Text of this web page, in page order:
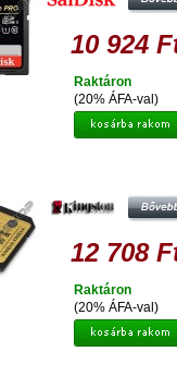
10 924
(20% ÁFA-val)
Raktáron
12 708
(20% ÁFA-val)
Raktáron